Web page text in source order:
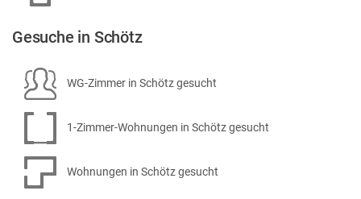
Gesuche in Schötz
WG-Zimmer in Schötz gesucht
1-Zimmer-Wohnungen in Schötz gesucht
Wohnungen in Schötz gesucht